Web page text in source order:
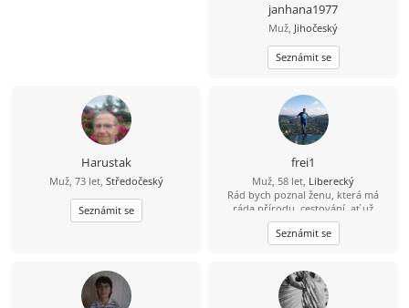
janhana1977
Muž, Jihočeský
Seznámit se
Harustak
Muž, 73 let, Středočeský
Seznámit se
frei1
Muž, 58 let, Liberecký
Rád bych poznal ženu, která má
ráda přírodu, cestování, ať už
obytným autem, na motorce, na
kole a nebo výlet pěšky. Ráda zajde
do kina. Nebo na dovolenou k moři.
Seznámit se